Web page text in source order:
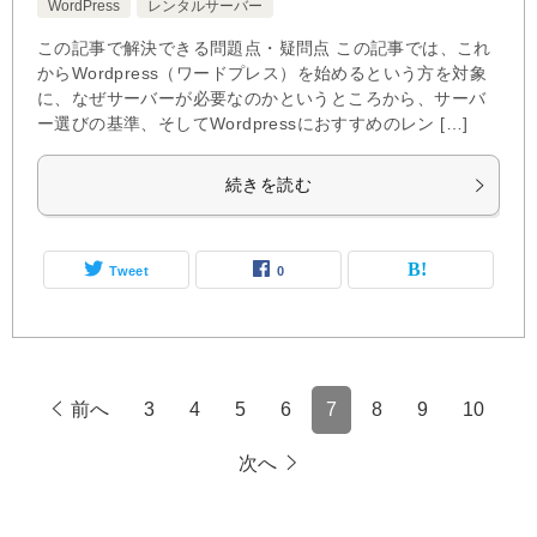
WordPress レンタルサーバー
この記事で解決できる問題点・疑問点 この記事では、これ
からWordpress（ワードプレス）を始めるという方を対象
に、なぜサーバーが必要なのかというところから、サーバ
ー選びの基準、そしてWordpressにおすすめのレン […]
続きを読む
Tweet 0
前へ 3 4 5 6 7 8 9 10
次へ